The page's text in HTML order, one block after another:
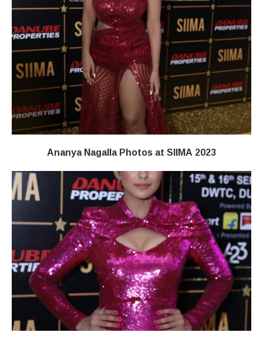
Ananya Nagalla Photos at SIIMA 2023